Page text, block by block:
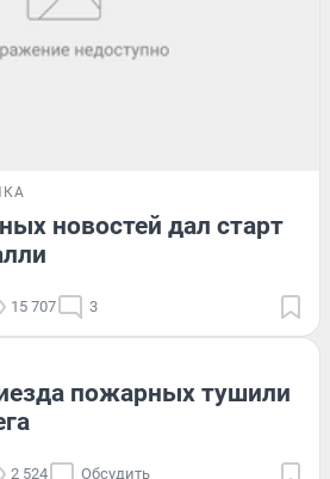
новостей дал старт
15 707 3
пожарных тушили
2 524 Обсудить